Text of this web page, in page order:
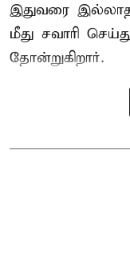
இதுவரை
மீது சவாரி
தோன்றுகிறார்.